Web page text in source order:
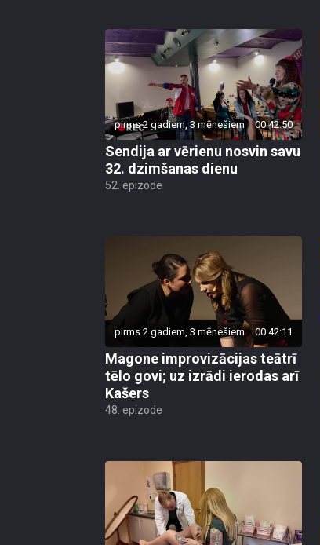
pirms 2 gadiem, 3 mēnešiem 00:42:50
Sendija ar vērienu nosvin savu
32. dzimšanas dienu
52. epizode
pirms 2 gadiem, 3 mēnešiem 00:42:11
Magone improvizācijas teātrī
tēlo govi; uz izrādi ierodas arī
Kašers
48. epizode